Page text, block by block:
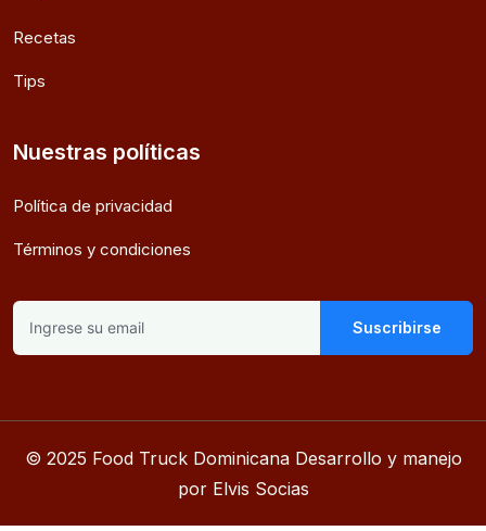
Recetas
Tips
Nuestras políticas
Política de privacidad
Términos y condiciones
Suscribirse
© 2025 Food Truck Dominicana Desarrollo y manejo
por Elvis Socias